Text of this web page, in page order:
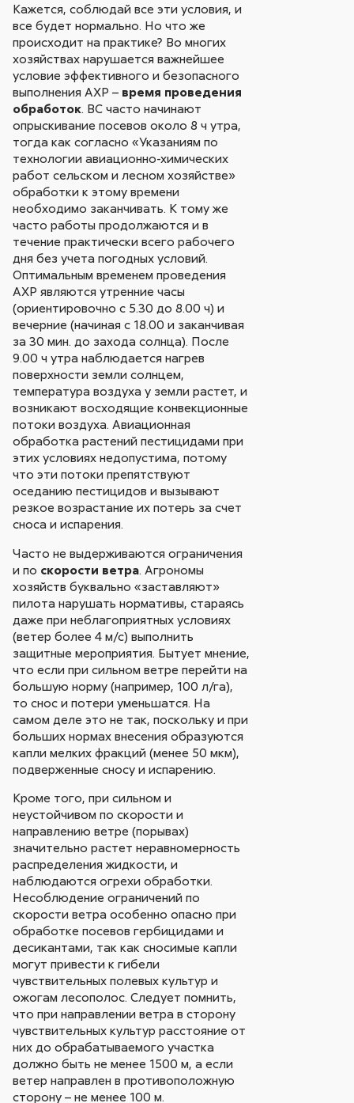
Кажется, соблюдай все эти условия, и
все будет нормально. Но что же
происходит на практике? Во многих
хозяйствах нарушается важнейшее
условие эффективного и безопасного
выполнения АХР – время проведения
обработок. ВС часто начинают
опрыскивание посевов около 8 ч утра,
тогда как согласно «Указаниям по
технологии авиационно-химических
работ сельском и лесном хозяйстве»
обработки к этому времени
необходимо заканчивать. К тому же
часто работы продолжаются и в
течение практически всего рабочего
дня без учета погодных условий.
Оптимальным временем проведения
АХР являются утренние часы
(ориентировочно с 5.30 до 8.00 ч) и
вечерние (начиная с 18.00 и заканчивая
за 30 мин. до захода солнца). После
9.00 ч утра наблюдается нагрев
поверхности земли солнцем,
температура воздуха у земли растет, и
возникают восходящие конвекционные
потоки воздуха. Авиационная
обработка растений пестицидами при
этих условиях недопустима, потому
что эти потоки препятствуют
оседанию пестицидов и вызывают
резкое возрастание их потерь за счет
сноса и испарения.
Часто не выдерживаются ограничения
и по скорости ветра. Агрономы
хозяйств буквально «заставляют»
пилота нарушать нормативы, стараясь
даже при неблагоприятных условиях
(ветер более 4 м/с) выполнить
защитные мероприятия. Бытует мнение,
что если при сильном ветре перейти на
большую норму (например, 100 л/га),
то снос и потери уменьшатся. На
самом деле это не так, поскольку и при
больших нормах внесения образуются
капли мелких фракций (менее 50 мкм),
подверженные сносу и испарению.
Кроме того, при сильном и
неустойчивом по скорости и
направлению ветре (порывах)
значительно растет неравномерность
распределения жидкости, и
наблюдаются огрехи обработки.
Несоблюдение ограничений по
скорости ветра особенно опасно при
обработке посевов гербицидами и
десикантами, так как сносимые капли
могут привести к гибели
чувствительных полевых культур и
ожогам лесополос. Следует помнить,
что при направлении ветра в сторону
чувствительных культур расстояние от
них до обрабатываемого участка
должно быть не менее 1500 м, а если
ветер направлен в противоположную
сторону – не менее 100 м.